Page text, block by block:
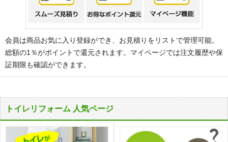
会員は商品お気に入り登録ができ、お見積りをリストで管理可能。
総額の1％がポイントで還元されます。マイページでは注文履歴や保
証期限も確認ができます。
トイレリフォーム 人気ページ